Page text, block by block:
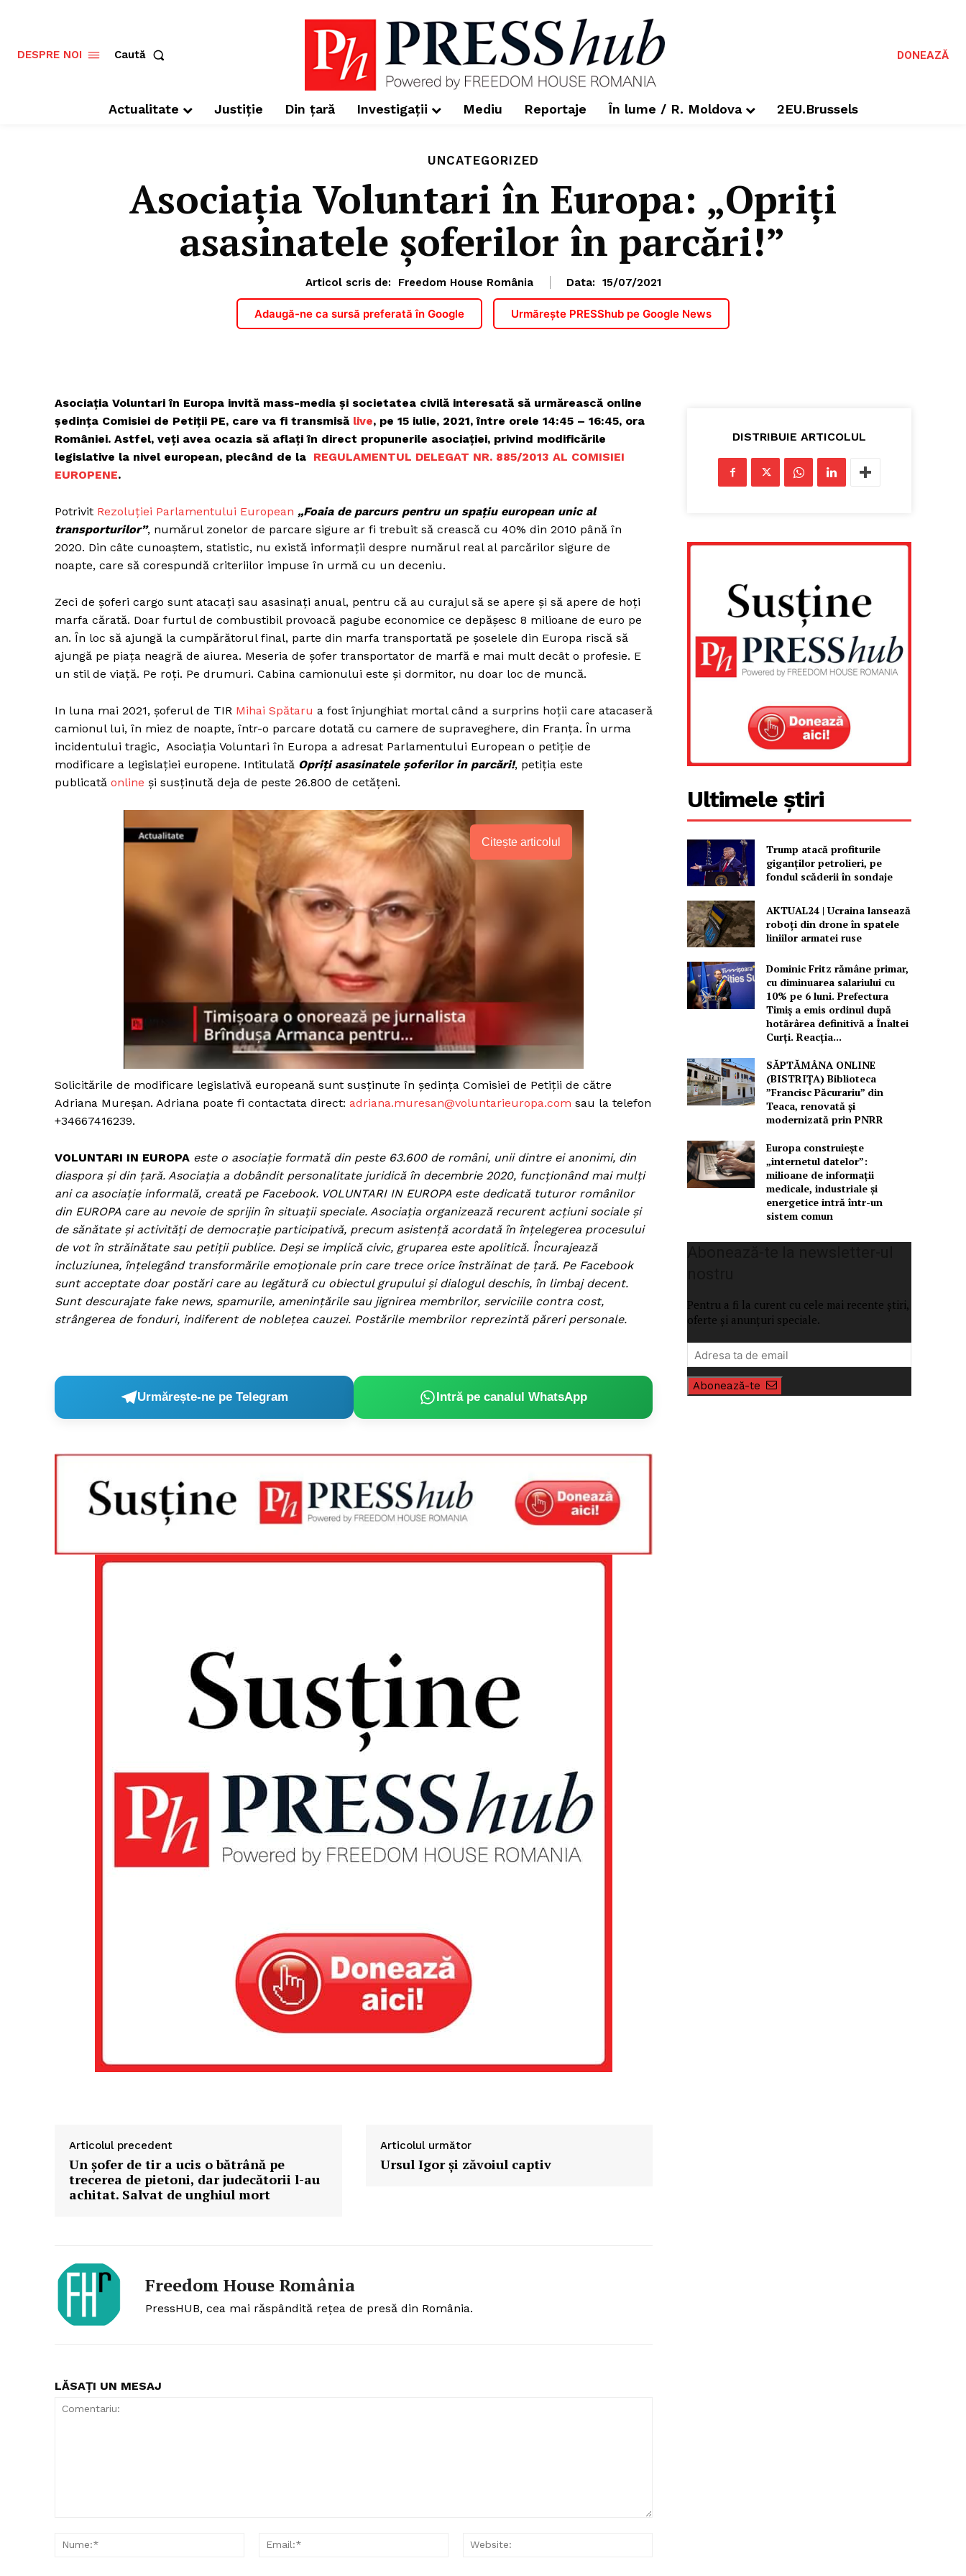
Un proiect
FREEDOM HOUSE
ROMÂNIA
PRESShub
DESPRE NOI Caută DONEAZĂ
Actualitate Justiție Din țară Investigații Mediu Reportaje În lume / R. Moldova 2EU.Brussels
UNCATEGORIZED
Asociația Voluntari în Europa: „Opriți
asasinatele șoferilor în parcări!”
Articol scris de: Freedom House România Data: 15/07/2021
Adaugă-ne ca sursă preferată în Google Urmărește PRESShub pe Google News
Asociația Voluntari în Europa invită mass-media și societatea civilă interesată să urmărească online
ședința Comisiei de Petiții PE, care va fi transmisă live, pe 15 iulie, 2021, între orele 14:45 – 16:45, ora
României. Astfel, veți avea ocazia să aflați în direct propunerile asociației, privind modificările
legislative la nivel european, plecând de la REGULAMENTUL DELEGAT NR. 885/2013 AL COMISIEI
EUROPENE.
Potrivit Rezoluției Parlamentului European „Foaia de parcurs pentru un spațiu european unic al
transporturilor”, numărul zonelor de parcare sigure ar fi trebuit să crească cu 40% din 2010 până în
2020. Din câte cunoaștem, statistic, nu există informații despre numărul real al parcărilor sigure de
noapte, care să corespundă criteriilor impuse în urmă cu un deceniu.
Zeci de șoferi cargo sunt atacați sau asasinați anual, pentru că au curajul să se apere și să apere de hoți
marfa cărată. Doar furtul de combustibil provoacă pagube economice ce depășesc 8 milioane de euro pe
an. În loc să ajungă la cumpărătorul final, parte din marfa transportată pe șoselele din Europa riscă să
ajungă pe piața neagră de aiurea. Meseria de șofer transportator de marfă e mai mult decât o profesie. E
un stil de viață. Pe roți. Pe drumuri. Cabina camionului este și dormitor, nu doar loc de muncă.
In luna mai 2021, șoferul de TIR Mihai Spătaru a fost înjunghiat mortal când a surprins hoții care atacaseră
camionul lui, în miez de noapte, într-o parcare dotată cu camere de supraveghere, din Franța. În urma
incidentului tragic, Asociația Voluntari în Europa a adresat Parlamentului European o petiție de
modificare a legislației europene. Intitulată Opriți asasinatele șoferilor in parcări!, petiția este
publicată online și susținută deja de peste 26.800 de cetățeni.
Citește articolul
Solicitările de modificare legislativă europeană sunt susținute în ședința Comisiei de Petiții de către
Adriana Mureșan. Adriana poate fi contactata direct: adriana.muresan@voluntarieuropa.com sau la telefon
+34667416239.
VOLUNTARI IN EUROPA este o asociație formată din peste 63.600 de români, unii dintre ei anonimi, din
diaspora și din țară. Asociația a dobândit personalitate juridică în decembrie 2020, funcționând mai mulți
ani ca asociație informală, creată pe Facebook. VOLUNTARI IN EUROPA este dedicată tuturor românilor
din EUROPA care au nevoie de sprijin în situații speciale. Asociația organizează recurent acțiuni sociale și
de sănătate și activități de democrație participativă, precum asistență acordată în înțelegerea procesului
de vot în străinătate sau petiții publice. Deși se implică civic, gruparea este apolitică. Încurajează
incluziunea, înțelegând transformările emoționale prin care trece orice înstrăinat de țară. Pe Facebook
sunt acceptate doar postări care au legătură cu obiectul grupului și dialogul deschis, în limbaj decent.
Sunt descurajate fake news, spamurile, amenințările sau jignirea membrilor, serviciile contra cost,
strângerea de fonduri, indiferent de noblețea cauzei. Postările membrilor reprezintă păreri personale.
Urmărește-ne pe Telegram Intră pe canalul WhatsApp
Articolul precedent
Un şofer de tir a ucis o bătrână pe
trecerea de pietoni, dar judecătorii l-au
achitat. Salvat de unghiul mort
Articolul următor
Ursul Igor și zăvoiul captiv
Freedom House România
PressHUB, cea mai răspândită rețea de presă din România.
LĂSAȚI UN MESAJ
Nume:*
Email:*
DISTRIBUIE ARTICOLUL
Ultimele știri
Trump atacă profiturile
giganților petrolieri, pe
fondul scăderii în sondaje
AKTUAL24 | Ucraina lansează
roboți din drone în spatele
liniilor armatei ruse
Dominic Fritz rămâne primar,
cu diminuarea salariului cu
10% pe 6 luni. Prefectura
Timiș a emis ordinul după
hotărârea definitivă a Înaltei
Curți. Reacția...
SĂPTĂMÂNA ONLINE
(BISTRIȚA) Biblioteca
”Francisc Păcurariu” din
Teaca, renovată și
modernizată prin PNRR
Europa construiește
„internetul datelor”:
milioane de informații
medicale, industriale și
energetice intră într-un
sistem comun
Pentru a fi la curent cu cele mai recente știri,
oferte și anunțuri speciale.
Abonează-te